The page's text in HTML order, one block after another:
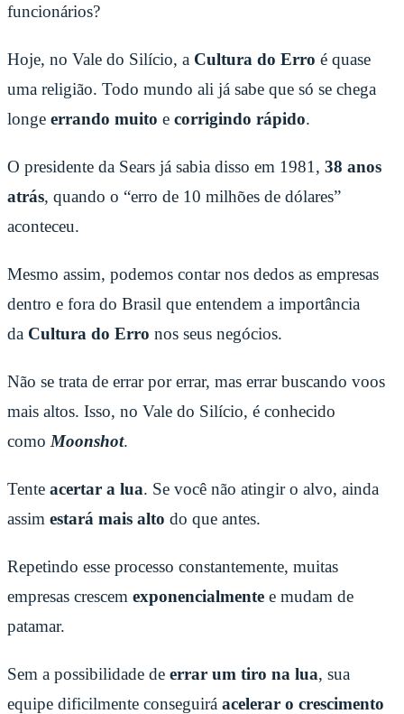
funcionários?
Hoje, no Vale do Silício, a Cultura do Erro é quase
uma religião. Todo mundo ali já sabe que só se chega
longe errando muito e corrigindo rápido.
O presidente da Sears já sabia disso em 1981, 38 anos
atrás, quando o “erro de 10 milhões de dólares”
aconteceu.
Mesmo assim, podemos contar nos dedos as empresas
dentro e fora do Brasil que entendem a importância
da Cultura do Erro nos seus negócios.
Não se trata de errar por errar, mas errar buscando voos
mais altos. Isso, no Vale do Silício, é conhecido
como Moonshot.
Tente acertar a lua. Se você não atingir o alvo, ainda
assim estará mais alto do que antes.
Repetindo esse processo constantemente, muitas
empresas crescem exponencialmente e mudam de
patamar.
Sem a possibilidade de errar um tiro na lua, sua
equipe dificilmente conseguirá acelerar o crescimento